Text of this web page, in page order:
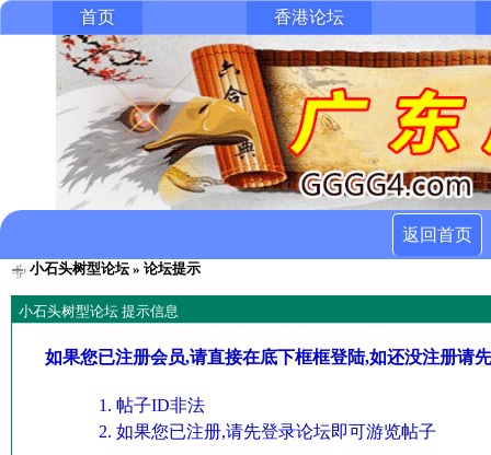
首页 香港论坛
返回首页
小石头树型论坛» 论坛提示
小石头树型论坛 提示信息
如果您已注册会员,请直接在底下框框登陆,如还没注册请
帖子ID非法
如果您已注册,请先登录论坛即可游览帖子